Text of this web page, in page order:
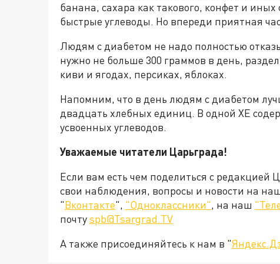
банана, сахара как такового, конфет и иных
быстрые углеводы. Но впереди приятная
Людям с диабетом не надо полностью
нужно не больше 300 граммов в день,
киви и ягодах, персиках, яблоках.
Напомним, что в день людям с диабетом
двадцать хлебных единиц. В одной ХЕ
усвоенных углеводов.
Уважаемые читатели Царьграда!
Если вам есть чем поделиться с редакцией
свои наблюдения, вопросы и новости на
"Вконтакте", "Одноклассники", на наш
почтуspb@Tsargrad.TV
А также присоединяйтесь к нам в "